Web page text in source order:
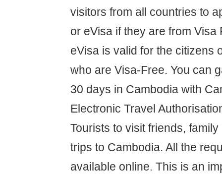
visitors from all countries to
or eVisa if they are from Visa
eVisa is valid for the citizens
who are Visa-Free. You can
30 days in Cambodia with
Electronic Travel
Tourists to visit friends,
trips to Cambodia. All the
available online. This is an